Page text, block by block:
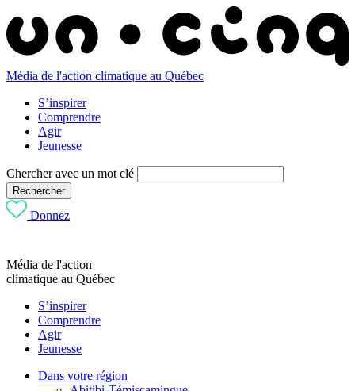
Média de l'action climatique au Québec
S’inspirer
Comprendre
Agir
Jeunesse
Chercher avec un mot clé
Rechercher
Donnez
Média de l'action
climatique au Québec
S’inspirer
Comprendre
Agir
Jeunesse
Dans votre région